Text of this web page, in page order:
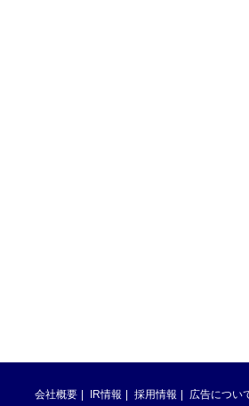
会社概要 IR情報 採用情報 広告につい